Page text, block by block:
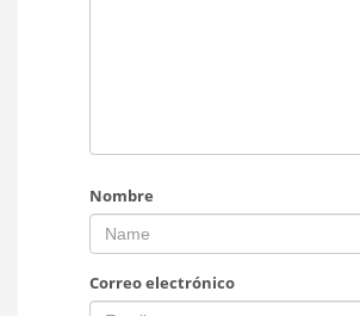
Nombre
Correo electrónico